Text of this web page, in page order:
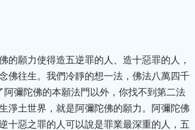
願力使得造五逆罪的人、造十惡罪的人，
佛往生。我們冷靜的想一法，佛法八萬四千
彌陀佛的本願法門以外，你找不到第二法
淨土世界，就是阿彌陀佛的願力。阿彌陀佛
十惡之罪的人可以說是罪業最深重的人，五